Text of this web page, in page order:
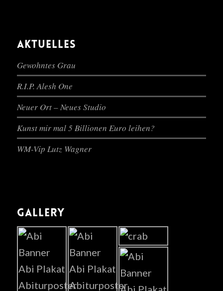
AKTUELLES
Gewohntes Grau
R.I.P. Alesh One
Neuer Ort – Neues Studio
Kunst mir mal 5 Billionen Euro leihen?
WM-Vip Lutz Wagner
GALLERY